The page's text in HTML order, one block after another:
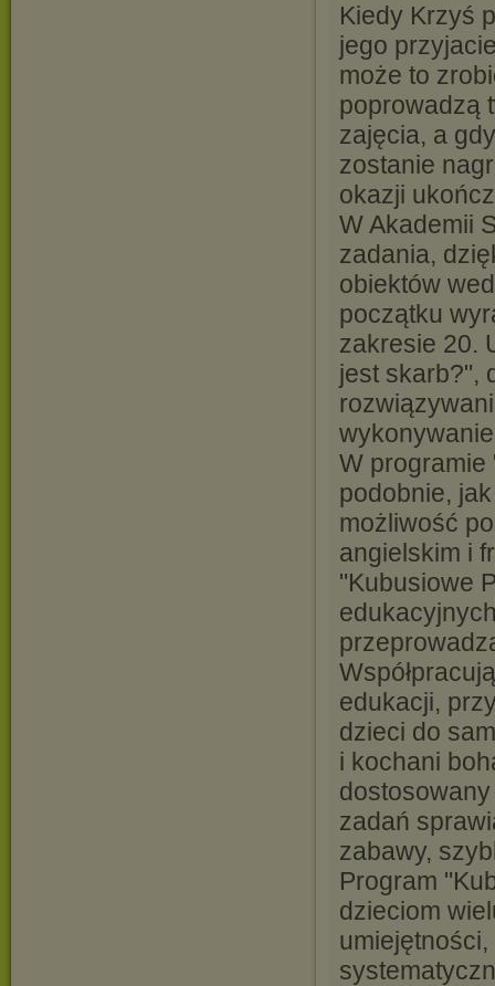
Kiedy Krzyś
jego
może to
poprowadzą
zajęcia, a
zostanie
okazji
W Akademii
zadania,
obiektów
początku
zakresie 20.
jest skarb?",
W programie
podobnie,
możliwość
angielskim i
"Kubusiowe
edukacji,
dzieci do
i kochani
zadań
zabawy,
Program
dzieciom